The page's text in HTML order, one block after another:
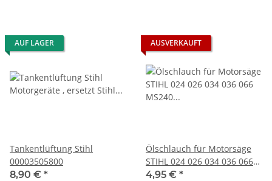
AUF LAGER
Tankentlüftung Stihl
00003505800
8,90 € *
AUSVERKAUFT
Ölschlauch für Motorsäge
STIHL 024 026 034 036 066
MS240 u. a.
4,95 € *